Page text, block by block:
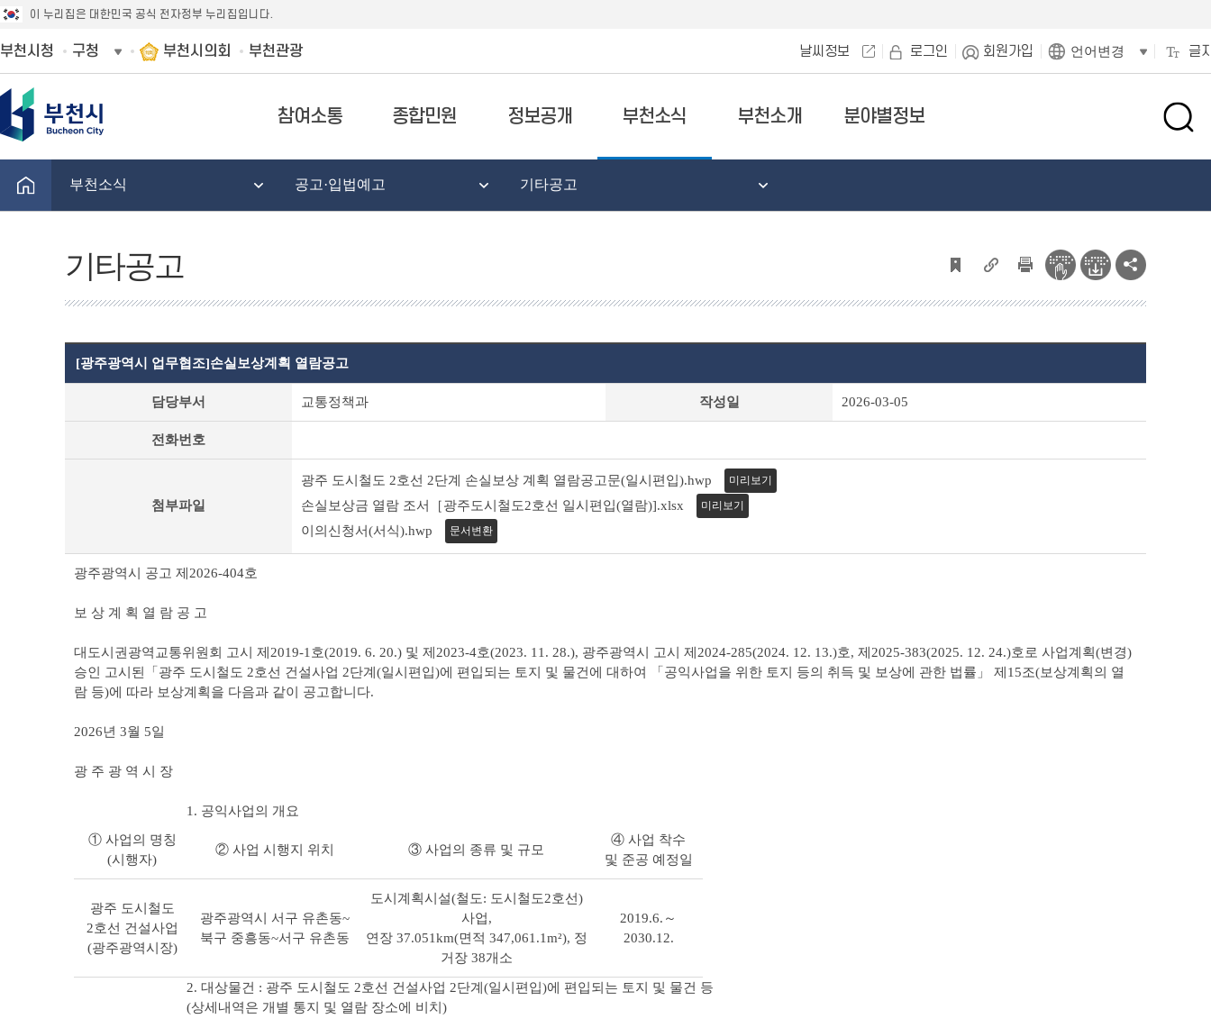
이 누리집은 대한민국 공식 전자정부 누리집입니다.
부천시청 구청 부천시의회 부천관광 날씨정보 로그인 회원가입 언어변경 글
참여소통 종합민원 정보공개 부천소식 부천소개 분야별정보
검
창
부천소식 공고·입법예고 기타공고
기타공고
상
[광주광역시 업무협조]손실보상계획 열람공고
담당부서 교통정책과 작성일 2026-03-05
전화번호
첨부파일
광주 도시철도 2호선 2단계 손실보상 계획 열람공고문(일시편입).hwp 미리보기
손실보상금 열람 조서［광주도시철도2호선 일시편입(열람)].xlsx 미리보기
이의신청서(서식).hwp 문서변환
광주광역시 공고 제2026-404호
보 상 계 획 열 람 공 고
대도시권광역교통위원회 고시 제2019-1호(2019. 6. 20.) 및 제2023-4호(2023. 11. 28.), 광주광역시 고시 제2024-285(2024. 12. 13.)호, 제2025-383(2025. 12. 24.)호로 사업계획(변경)
승인 고시된「광주 도시철도 2호선 건설사업 2단계(일시편입)에 편입되는 토지 및 물건에 대하여 「공익사업을 위한 토지 등의 취득 및 보상에 관한 법률」 제15조(보상계획의 열
람 등)에 따라 보상계획을 다음과 같이 공고합니다.
2026년 3월 5일
광 주 광 역 시 장
1. 공익사업의 개요
① 사업의 명칭
(시행자)
② 사업 시행지 위치 ③ 사업의 종류 및 규모
④ 사업 착수
및 준공 예정일
광주 도시철도
2호선 건설사업
(광주광역시장)
광주광역시 서구 유촌동~
북구 중흥동~서구 유촌동
도시계획시설(철도: 도시철도2호선)
사업,
연장 37.051km(면적 347,061.1m²), 정
거장 38개소
2019.6.～
2030.12.
2. 대상물건 : 광주 도시철도 2호선 건설사업 2단계(일시편입)에 편입되는 토지 및 물건 등
(상세내역은 개별 통지 및 열람 장소에 비치)